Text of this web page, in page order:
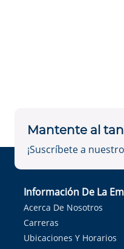
Mantente al
¡Suscríbete a
Información De La
Acerca De Nosotros
Carreras
Ubicaciones Y Horarios